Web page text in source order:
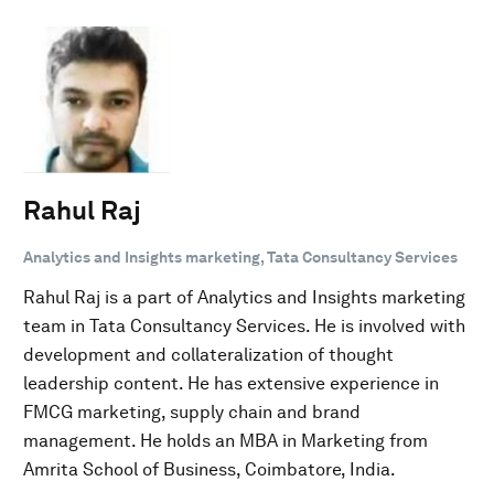
Rahul Raj
Analytics and Insights marketing, Tata Consultancy Services
Rahul Raj is a part of Analytics and Insights marketing
team in Tata Consultancy Services. He is involved with
development and collateralization of thought
leadership content. He has extensive experience in
FMCG marketing, supply chain and brand
management. He holds an MBA in Marketing from
Amrita School of Business, Coimbatore, India.